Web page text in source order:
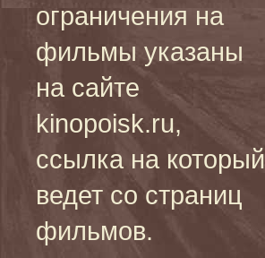
ограничения на
фильмы указаны
на сайте
kinopoisk.ru,
ссылка на который
ведет со страниц
фильмов.